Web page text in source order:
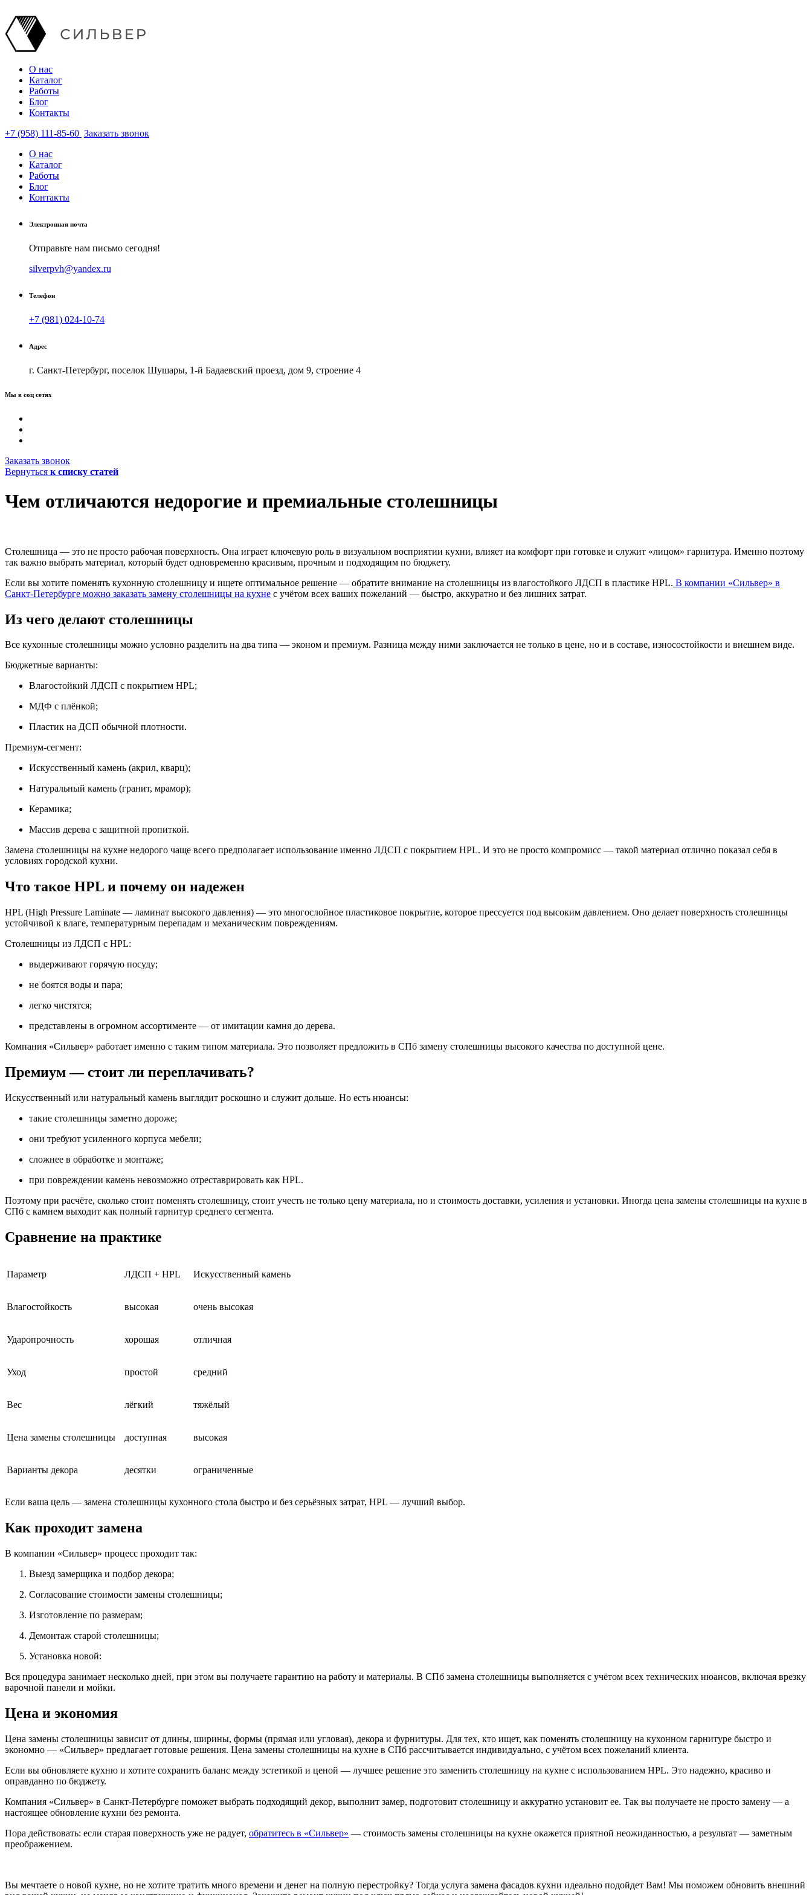
О нас
Каталог
Работы
Блог
Контакты
+7 (958) 111-85-60 Заказать звонок
О нас
Каталог
Работы
Блог
Контакты
Электронная почта
Отправьте нам письмо сегодня!
silverpvh@yandex.ru
Телефон
+7 (981) 024-10-74
Адрес
г. Санкт-Петербург, поселок Шушары, 1-й Бадаевский проезд, дом 9, строение 4
Мы в соц сетях
Заказать звонок
Вернуться к списку статей
Чем отличаются недорогие и премиальные столешницы
Столешница — это не просто рабочая поверхность. Она играет ключевую роль в визуальном восприятии кухни, влияет на комфорт при готовке и служит «лицом» гарнитура. Именно поэтому
так важно выбрать материал, который будет одновременно красивым, прочным и подходящим по бюджету.
Если вы хотите поменять кухонную столешницу и ищете оптимальное решение — обратите внимание на столешницы из влагостойкого ЛДСП в пластике HPL. В компании «Сильвер» в
Санкт-Петербурге можно заказать замену столешницы на кухне с учётом всех ваших пожеланий — быстро, аккуратно и без лишних затрат.
Из чего делают столешницы
Все кухонные столешницы можно условно разделить на два типа — эконом и премиум. Разница между ними заключается не только в цене, но и в составе, износостойкости и внешнем виде.
Бюджетные варианты:
Влагостойкий ЛДСП с покрытием HPL;
МДФ с плёнкой;
Пластик на ДСП обычной плотности.
Премиум-сегмент:
Искусственный камень (акрил, кварц);
Натуральный камень (гранит, мрамор);
Керамика;
Массив дерева с защитной пропиткой.
Замена столешницы на кухне недорого чаще всего предполагает использование именно ЛДСП с покрытием HPL. И это не просто компромисс — такой материал отлично показал себя в
условиях городской кухни.
Что такое HPL и почему он надежен
HPL (High Pressure Laminate — ламинат высокого давления) — это многослойное пластиковое покрытие, которое прессуется под высоким давлением. Оно делает поверхность столешницы
устойчивой к влаге, температурным перепадам и механическим повреждениям.
Столешницы из ЛДСП с HPL:
выдерживают горячую посуду;
не боятся воды и пара;
легко чистятся;
представлены в огромном ассортименте — от имитации камня до дерева.
Компания «Сильвер» работает именно с таким типом материала. Это позволяет предложить в СПб замену столешницы высокого качества по доступной цене.
Премиум — стоит ли переплачивать?
Искусственный или натуральный камень выглядит роскошно и служит дольше. Но есть нюансы:
такие столешницы заметно дороже;
они требуют усиленного корпуса мебели;
сложнее в обработке и монтаже;
при повреждении камень невозможно отреставрировать как HPL.
Поэтому при расчёте, сколько стоит поменять столешницу, стоит учесть не только цену материала, но и стоимость доставки, усиления и установки. Иногда цена замены столешницы на кухне в
СПб с камнем выходит как полный гарнитур среднего сегмента.
Сравнение на практике
Параметр ЛДСП + HPL Искусственный камень
Влагостойкость высокая очень высокая
Ударопрочность хорошая отличная
Уход простой средний
Вес лёгкий тяжёлый
Цена замены столешницы доступная высокая
Варианты декора десятки ограниченные
Если ваша цель — замена столешницы кухонного стола быстро и без серьёзных затрат, HPL — лучший выбор.
Как проходит замена
В компании «Сильвер» процесс проходит так:
Выезд замерщика и подбор декора;
Согласование стоимости замены столешницы;
Изготовление по размерам;
Демонтаж старой столешницы;
Установка новой:
Вся процедура занимает несколько дней, при этом вы получаете гарантию на работу и материалы. В СПб замена столешницы выполняется с учётом всех технических нюансов, включая врезку
варочной панели и мойки.
Цена и экономия
Цена замены столешницы зависит от длины, ширины, формы (прямая или угловая), декора и фурнитуры. Для тех, кто ищет, как поменять столешницу на кухонном гарнитуре быстро и
экономно — «Сильвер» предлагает готовые решения. Цена замены столешницы на кухне в СПб рассчитывается индивидуально, с учётом всех пожеланий клиента.
Если вы обновляете кухню и хотите сохранить баланс между эстетикой и ценой — лучшее решение это заменить столешницу на кухне с использованием HPL. Это надежно, красиво и
оправданно по бюджету.
Компания «Сильвер» в Санкт-Петербурге поможет выбрать подходящий декор, выполнит замер, подготовит столешницу и аккуратно установит ее. Так вы получаете не просто замену — а
настоящее обновление кухни без ремонта.
Пора действовать: если старая поверхность уже не радует, обратитесь в «Сильвер» — стоимость замены столешницы на кухне окажется приятной неожиданностью, а результат — заметным
преображением.
Вы мечтаете о новой кухне, но не хотите тратить много времени и денег на полную перестройку? Тогда услуга замена фасадов кухни идеально подойдет Вам! Мы поможем обновить внешний